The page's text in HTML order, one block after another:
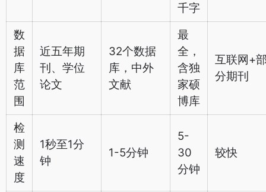
千字
数
据
库
范
围
近五年期
刊、学位
论文
32个数据
库，中外
文献
最
全，
含独
家硕
博库
互联网+
分期刊
检
测
速
度
1秒至1分
钟
1-5分钟
5-
30
分钟
较快